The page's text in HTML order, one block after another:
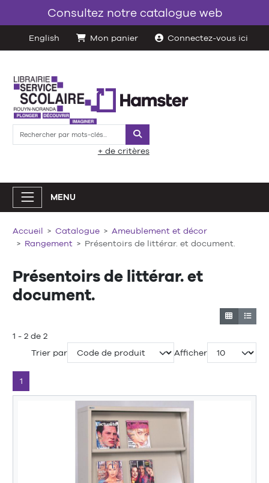
Consultez notre catalogue web
English Mon panier Connectez-vous ici
Rechercher
+ de critères
MENU
Accueil Catalogue
Ameublement et décor
Rangement
Présentoirs de littérar. et document.
Présentoirs de littérar. et
document.
1 - 2 de 2
Trier par
Afficher
1